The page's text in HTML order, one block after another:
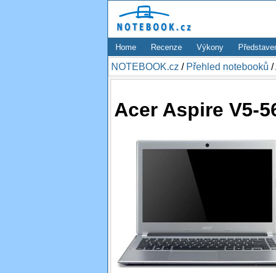
Home Recenze Výkony
NOTEBOOK.cz / Přehled notebooků /
Acer Aspire V5-